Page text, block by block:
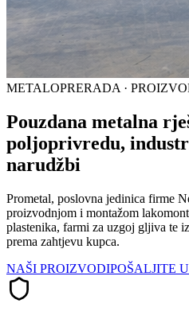
METALOPRERADA ·
Pouzdana metalna
poljoprivredu,
narudžbi
Prometal, poslovna jedinica firme
proizvodnjom i montažom
plastenika, farmi za uzgoj gljiva te
prema zahtjevu kupca.
NAŠI PROIZVODIPOŠALJITE